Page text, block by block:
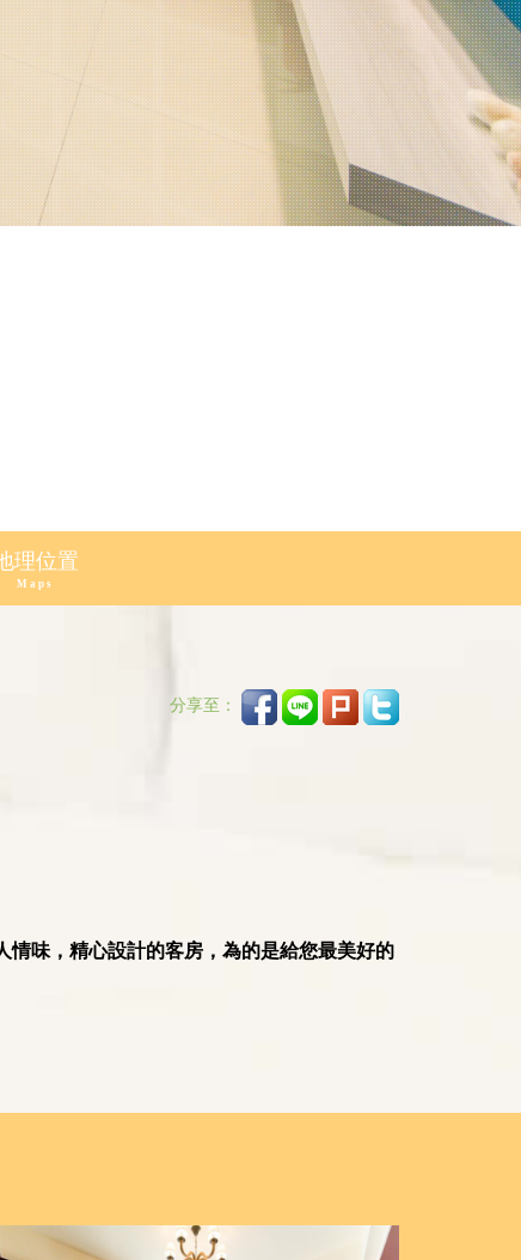
理位置
Maps
分享至：
味，精心設計的客房，為的是給您最美好的